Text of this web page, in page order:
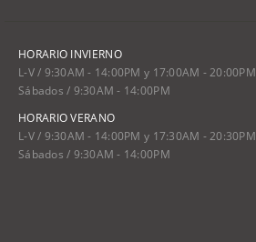
HORARIO INVIERNO
L-V / 9:30AM - 14:00PM y 17:00AM - 20:00PM
Sábados / 9:30AM - 14:00PM
HORARIO VERANO
L-V / 9:30AM - 14:00PM y 17:30AM - 20:30PM
Sábados / 9:30AM - 14:00PM